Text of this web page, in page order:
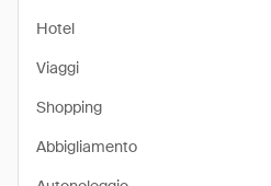
Hotel
Viaggi
Shopping
Abbigliamento